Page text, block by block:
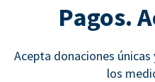
Pagos.
Acepta donaciones
los